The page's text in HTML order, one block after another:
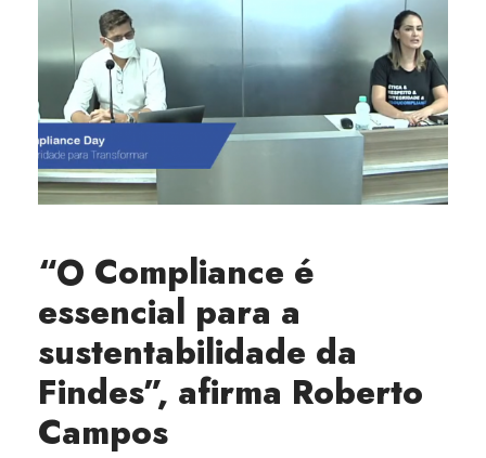
“O Compliance é
essencial para a
sustentabilidade da
Findes”, afirma Roberto
Campos